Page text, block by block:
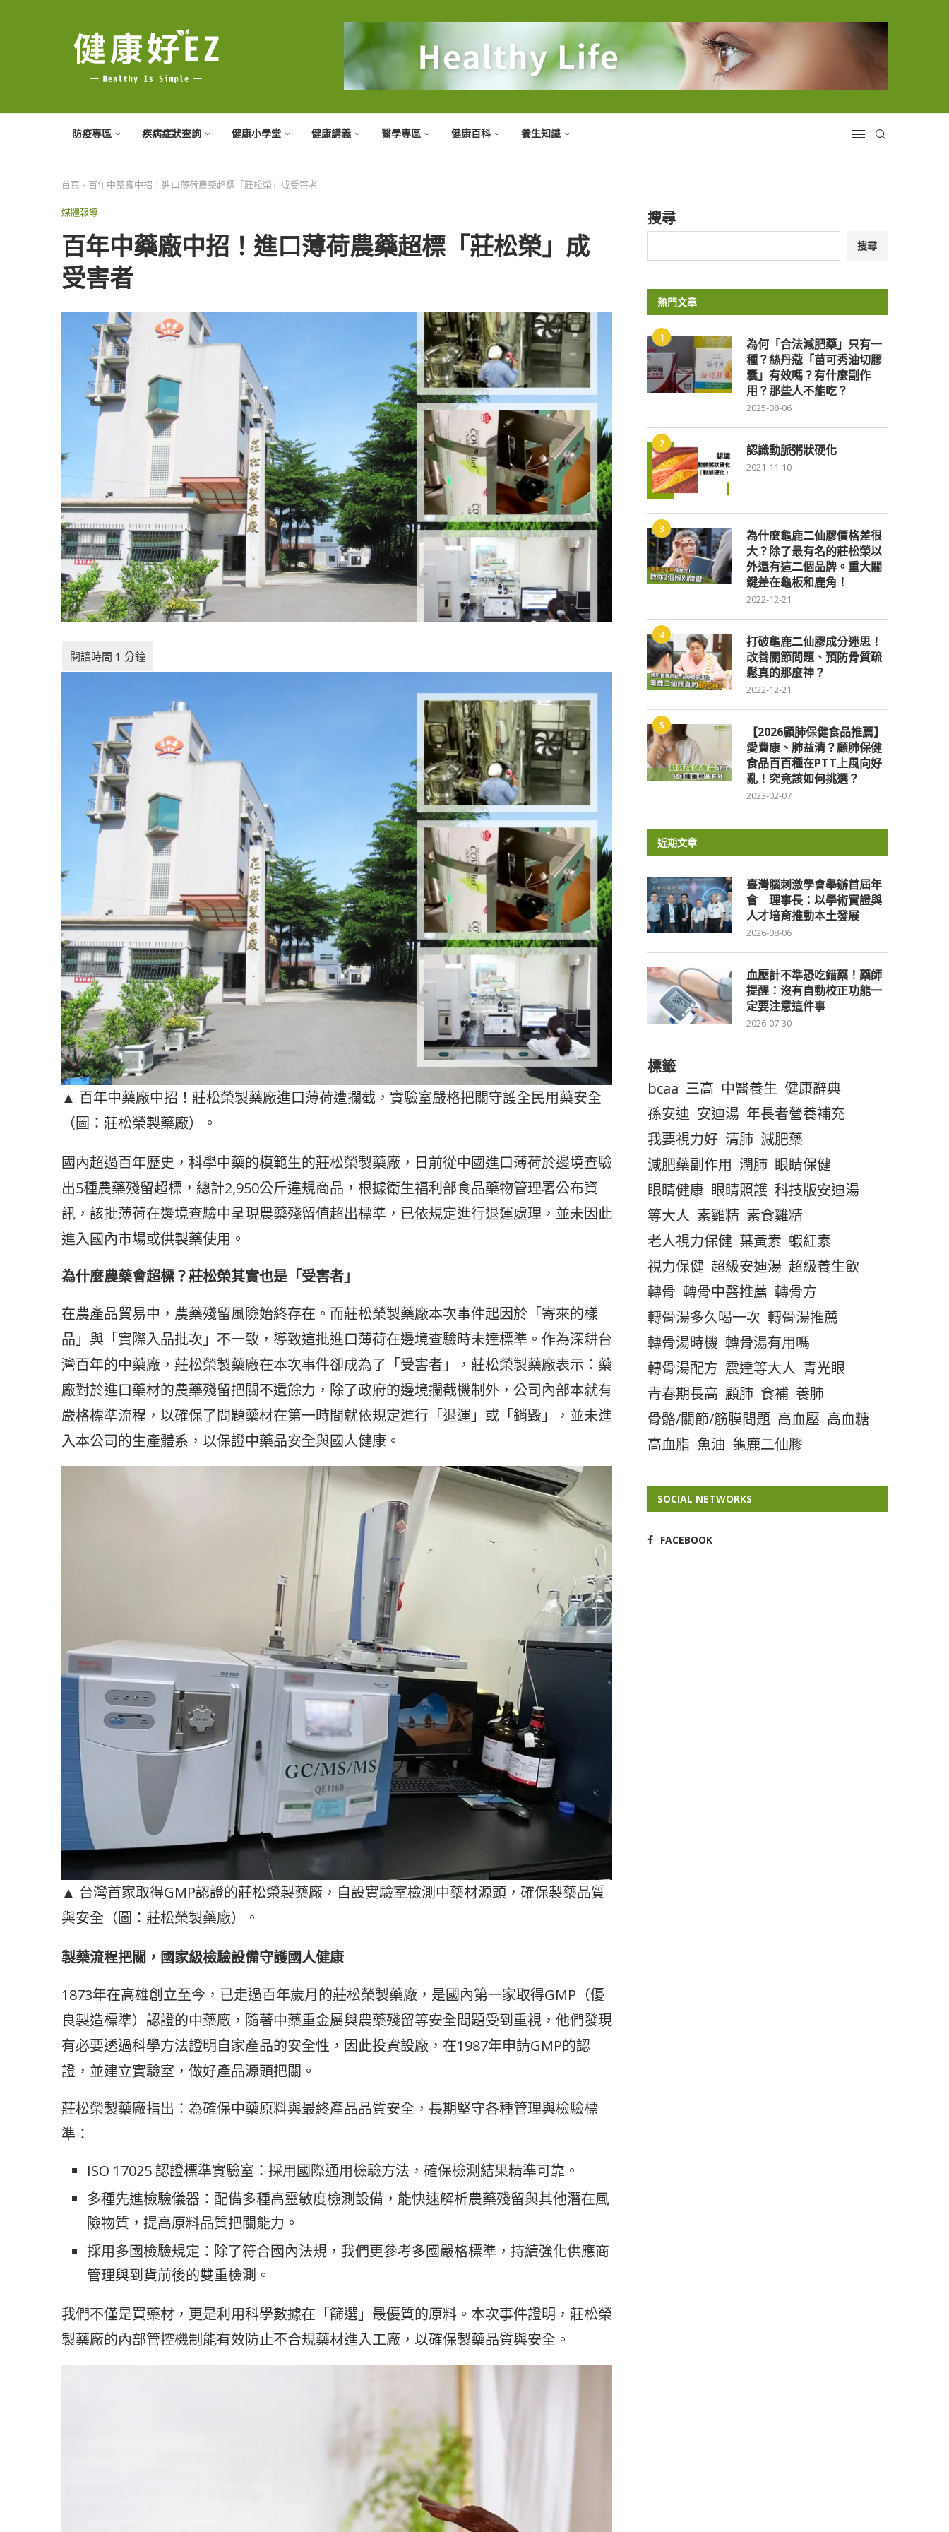
防疫專區 疾病症狀查詢 健康小學堂 健康講義 醫學專區 健康百科 養生知識
首頁 » 百年中藥廠中招！進口薄荷農藥超標「莊松榮」成受害者
媒體報導
百年中藥廠中招！進口薄荷農藥超標「莊松榮」成
受害者
▲ 百年中藥廠中招！莊松榮製藥廠進口薄荷遭攔截，實驗室嚴格把關守護全民用藥安全
（圖：莊松榮製藥廠）。
國內超過百年歷史，科學中藥的模範生的莊松榮製藥廠，日前從中國進口薄荷於邊境查驗
出5種農藥殘留超標，總計2,950公斤違規商品，根據衛生福利部食品藥物管理署公布資
訊，該批薄荷在邊境查驗中呈現農藥殘留值超出標準，已依規定進行退運處理，並未因此
進入國內市場或供製藥使用。
為什麼農藥會超標？莊松榮其實也是「受害者」
在農產品貿易中，農藥殘留風險始終存在。而莊松榮製藥廠本次事件起因於「寄來的樣
品」與「實際入品批次」不一致，導致這批進口薄荷在邊境查驗時未達標準。作為深耕台
灣百年的中藥廠，莊松榮製藥廠在本次事件卻成為了「受害者」，莊松榮製藥廠表示：藥
廠對於進口藥材的農藥殘留把關不遺餘力，除了政府的邊境攔截機制外，公司內部本就有
嚴格標準流程，以確保了問題藥材在第一時間就依規定進行「退運」或「銷毀」，並未進
入本公司的生產體系，以保證中藥品安全與國人健康。
▲ 台灣首家取得GMP認證的莊松榮製藥廠，自設實驗室檢測中藥材源頭，確保製藥品質
與安全（圖：莊松榮製藥廠）。
製藥流程把關，國家級檢驗設備守護國人健康
1873年在高雄創立至今，已走過百年歲月的莊松榮製藥廠，是國內第一家取得GMP（優
良製造標準）認證的中藥廠，隨著中藥重金屬與農藥殘留等安全問題受到重視，他們發現
有必要透過科學方法證明自家產品的安全性，因此投資設廠，在1987年申請GMP的認
證，並建立實驗室，做好產品源頭把關。
莊松榮製藥廠指出：為確保中藥原料與最終產品品質安全，長期堅守各種管理與檢驗標
準：
ISO 17025 認證標準實驗室：採用國際通用檢驗方法，確保檢測結果精準可靠。
多種先進檢驗儀器：配備多種高靈敏度檢測設備，能快速解析農藥殘留與其他潛在風
險物質，提高原料品質把關能力。
採用多國檢驗規定：除了符合國內法規，我們更參考多國嚴格標準，持續強化供應商
管理與到貨前後的雙重檢測。
我們不僅是買藥材，更是利用科學數據在「篩選」最優質的原料。本次事件證明，莊松榮
製藥廠的內部管控機制能有效防止不合規藥材進入工廠，以確保製藥品質與安全。
搜尋
搜尋
熱門文章
1
為何「合法減肥藥」只有一
種？絲丹蔻「苗可秀油切膠
囊」有效嗎？有什麼副作
用？那些人不能吃？
2025-08-06
2 認識動脈粥狀硬化
2021-11-10
3
為什麼龜鹿二仙膠價格差很
大？除了最有名的莊松榮以
外還有這二個品牌。重大關
鍵差在龜板和鹿角！
2022-12-21
4
打破龜鹿二仙膠成分迷思！
改善關節問題、預防骨質疏
鬆真的那麼神？
2022-12-21
5
【2026顧肺保健食品推薦】
愛費康、肺益清？顧肺保健
食品百百種在PTT上風向好
亂！究竟該如何挑選？
2023-02-07
近期文章
臺灣腦刺激學會舉辦首屆年
會 理事長：以學術實證與
人才培育推動本土發展
2026-08-06
血壓計不準恐吃錯藥！藥師
提醒：沒有自動校正功能一
定要注意這件事
2026-07-30
標籤
bcaa 三高 中醫養生 健康辭典
孫安迪 安迪湯 年長者營養補充
我要視力好 清肺 減肥藥
減肥藥副作用 潤肺 眼睛保健
眼睛健康 眼睛照護 科技版安迪湯
等大人 素雞精 素食雞精
老人視力保健 葉黃素 蝦紅素
視力保健 超級安迪湯 超級養生飲
轉骨 轉骨中醫推薦 轉骨方
轉骨湯多久喝一次 轉骨湯推薦
轉骨湯時機 轉骨湯有用嗎
轉骨湯配方 震達等大人 青光眼
青春期長高 顧肺 食補 養肺
骨骼/關節/筋膜問題 高血壓 高血糖
高血脂 魚油 龜鹿二仙膠
SOCIAL NETWORKS
FACEBOOK